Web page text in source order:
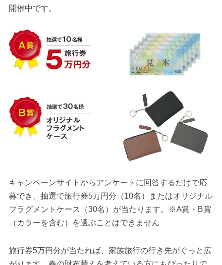
開催中です。
キャンペーンサイトからアンケートに回答するだけで応
募でき、抽選で旅行券5万円分（10名）またはオリジナル
フラグメントケース（30名）が当たります。※A賞・B賞
（カラーを含む）を選ぶことはできません
旅行券5万円分が当たれば、家族旅行の行き先がぐっと広